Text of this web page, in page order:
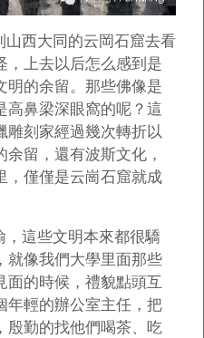
西大同的云岡石窟去看
，上去以后怎么感到是
明的余留。那些佛像是
高鼻梁深眼窩的呢？這
雕刻家經過幾次轉折以
留，還有波斯文化，
，僅僅是云崗石窟就成
這些文明本來都很驕
就像我們大學里面那些
面的時候，禮貌點頭互
年輕的辦公室主任，把
殷勤的找他們喝茶、吃